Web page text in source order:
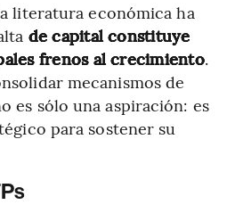
literatura económica ha
de capital constituye
frenos al crecimiento.
mecanismos de
es sólo una aspiración: es
para sostener su